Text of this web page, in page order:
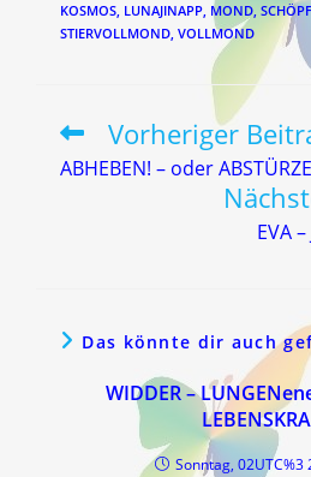
KOSMOS, LUNAJINAPP, MOND,
STIERVOLLMOND, VOLLMOND
Weitere
ansehen
Vorheriger
ABHEBEN! – oder
EVA
Das könnte dir auch
WIDDER –
Sonntag, 02UTC%3